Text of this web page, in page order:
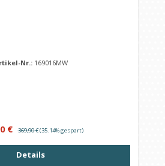
Nr.: 169016MW
€ Regulärer Preis:
369,90 €(35.14% gespart)
Details